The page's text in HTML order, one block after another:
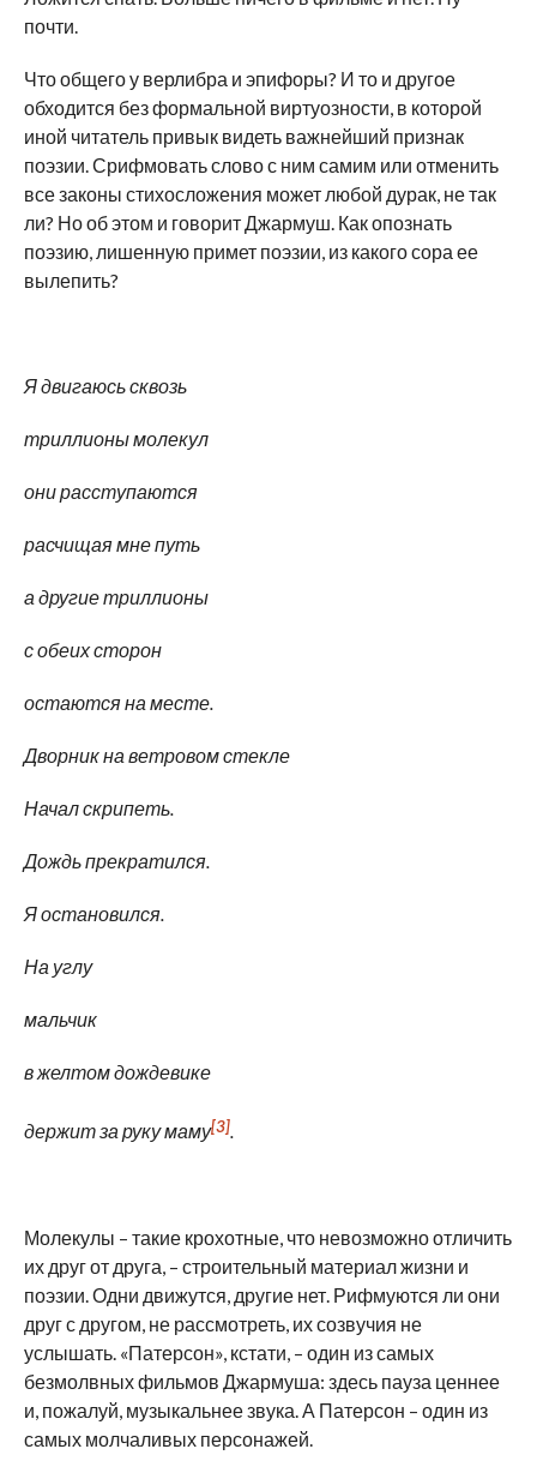
почти.
Что общего у верлибра и эпифоры? И то и другое
обходится без формальной виртуозности, в которой
иной читатель привык видеть важнейший признак
поэзии. Срифмовать слово с ним самим или отменить
все законы стихосложения может любой дурак, не так
ли? Но об этом и говорит Джармуш. Как опознать
поэзию, лишенную примет поэзии, из какого сора ее
вылепить?
Я двигаюсь сквозь
триллионы молекул
они расступаются
расчищая мне путь
а другие триллионы
с обеих сторон
остаются на месте.
Дворник на ветровом стекле
Начал скрипеть.
Дождь прекратился.
Я остановился.
На углу
мальчик
в желтом дождевике
держит за руку маму[3].
Молекулы – такие крохотные, что невозможно отличить
их друг от друга, – строительный материал жизни и
поэзии. Одни движутся, другие нет. Рифмуются ли они
друг с другом, не рассмотреть, их созвучия не
услышать. «Патерсон», кстати, – один из самых
безмолвных фильмов Джармуша: здесь пауза ценнее
и, пожалуй, музыкальнее звука. А Патерсон – один из
самых молчаливых персонажей.